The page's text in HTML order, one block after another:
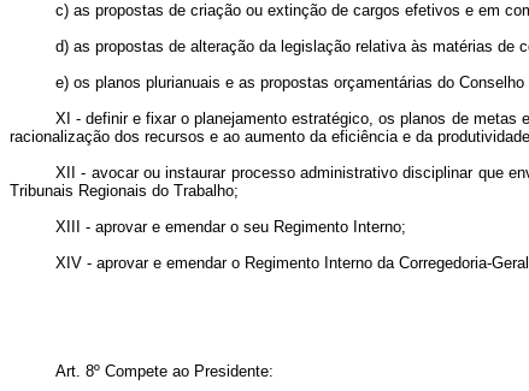
c) as propostas de criação ou extinção de cargos efetivos e em
d) as propostas de alteração da legislação relativa às matérias de
e) os planos plurianuais e as propostas orçamentárias do
XI - definir e fixar o planejamento estratégico, os planos de metas
racionalização dos recursos e ao aumento da eficiência e da
XII - avocar ou instaurar processo administrativo disciplinar que
Tribunais Regionais do Trabalho;
XIII - aprovar e emendar o seu Regimento Interno;
XIV - aprovar e emendar o Regimento Interno da Corregedoria-
Art. 8º Compete ao Presidente: